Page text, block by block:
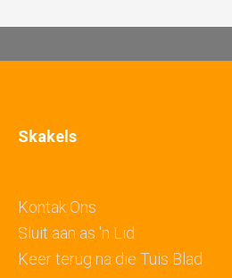
Skakels
Kontak Ons
Sluit aan as 'n Lid
Keer terug na die Tuis Blad